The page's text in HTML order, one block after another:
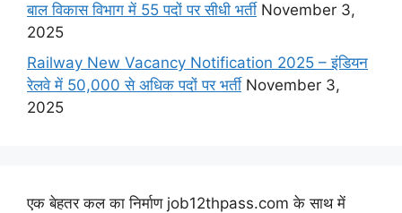
बाल विकास विभाग में 55 पदों पर सीधी भर्ती November 3,
2025
Railway New Vacancy Notification 2025 – इंडियन
रेलवे में 50,000 से अधिक पदों पर भर्ती November 3,
2025
एक बेहतर कल का निर्माण job12thpass.com के साथ में